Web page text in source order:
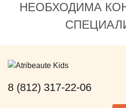
НЕОБХОДИМА
8 (812) 317-22-06